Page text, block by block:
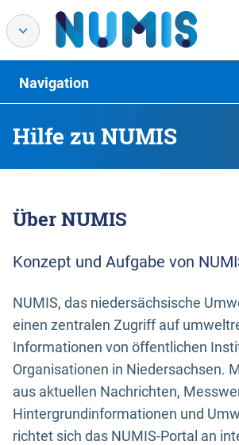
Hilfe zu NUMIS
Navigation
Über NUMIS
Konzept und Aufgabe von
NUMIS, das niedersächsische
einen zentralen Zugriff auf
Informationen von öffentlichen
Organisationen in Niedersachsen.
aus aktuellen Nachrichten,
Hintergrundinformationen und
richtet sich das NUMIS-Portal an